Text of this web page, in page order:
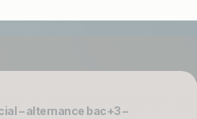
– alternance bac+3 –